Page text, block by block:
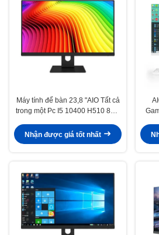
Máy tính để bàn 23,8 "AIO Tất cả
trong một Pc I5 10400 H510 8GB
Tender
Nhận được giá tốt nhất